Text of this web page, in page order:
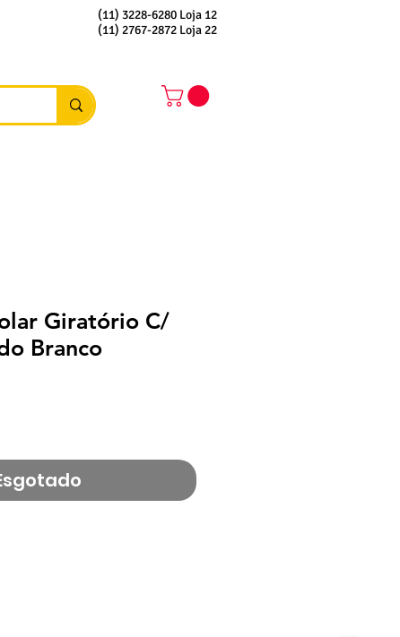
(11) 3228-6280 Loja 12
(11) 2767-2872 Loja 22
Giratório C/
Branco